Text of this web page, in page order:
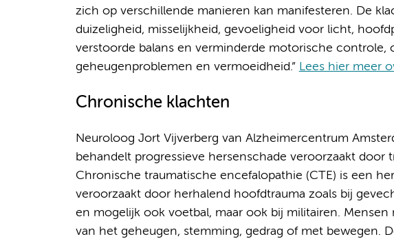
zich op verschillende manieren kan manifesteren. De
duizeligheid, misselijkheid, gevoeligheid voor licht,
verstoorde balans en verminderde motorische controle,
geheugenproblemen en vermoeidheid.” Lees hier meer
Chronische klachten
Neuroloog Jort Vijverberg van Alzheimercentrum
behandelt progressieve hersenschade veroorzaakt door
Chronische traumatische encefalopathie (CTE) is een
veroorzaakt door herhalend hoofdtrauma zoals bij
en mogelijk ook voetbal, maar ook bij militairen.
van het geheugen, stemming, gedrag of met bewegen.